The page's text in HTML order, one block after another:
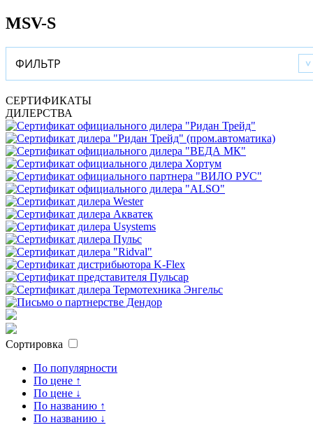
MSV-S
ФИЛЬТР
СЕРТИФИКАТЫ
ДИЛЕРСТВА
Сортировка
По популярности
По цене ↑
По цене ↓
По названию ↑
По названию ↓